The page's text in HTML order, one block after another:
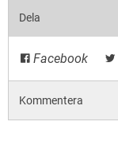
Dela
Facebook
Kommentera